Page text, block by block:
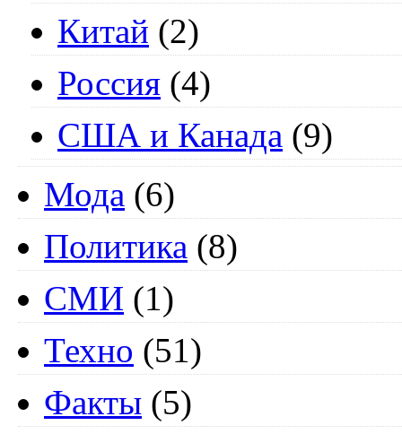
Китай (2)
Россия (4)
США и Канада (9)
Мода (6)
Политика (8)
СМИ (1)
Техно (51)
Факты (5)